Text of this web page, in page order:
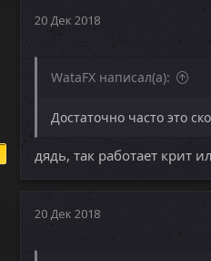
20 Дек 2018
WataFX написал(а):
Достаточно часто это
дядь, так работает крит
20 Дек 2018